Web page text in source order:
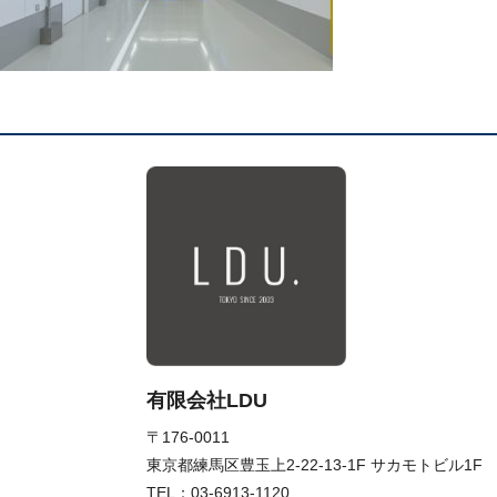
有限会社LDU
〒176-0011
東京都練馬区豊玉上2-22-13-1F サカモトビル1F
TEL： 03-6913-1120